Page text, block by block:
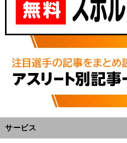
サービス